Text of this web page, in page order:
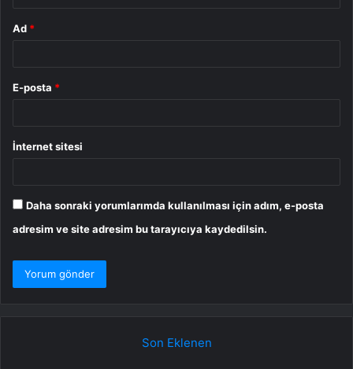
Ad *
E-posta *
İnternet sitesi
Daha sonraki yorumlarımda kullanılması için adım, e-posta
adresim ve site adresim bu tarayıcıya kaydedilsin.
Son Eklenen